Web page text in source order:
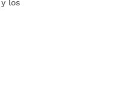
los